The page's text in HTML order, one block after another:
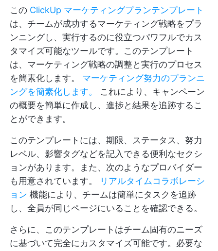
この ClickUp マーケティングプランテンプレート
は、チームが成功するマーケティング戦略をプラ
ンニングし、実行するのに役立つパワフルでカス
タマイズ可能なツールです。このテンプレート
は、マーケティング戦略の調整と実行のプロセス
を簡素化します。 マーケティング努力のプランニ
ングを簡素化します。
これにより、キャンペーン
の概要を簡単に作成し、進捗と結果を追跡するこ
とができます。
このテンプレートには、期限、ステータス、努力
レベル、影響タグなどを記入できる便利なセクシ
ョンがあります。また、次のようなプロバイダー
も用意されています。
リアルタイムコラボレーシ
ョン 機能により、チームは簡単にタスクを追跡
し、全員が同じページにいることを確認できる。
さらに、このテンプレートはチーム固有のニーズ
に基づいて完全にカスタマイズ可能です。必要な